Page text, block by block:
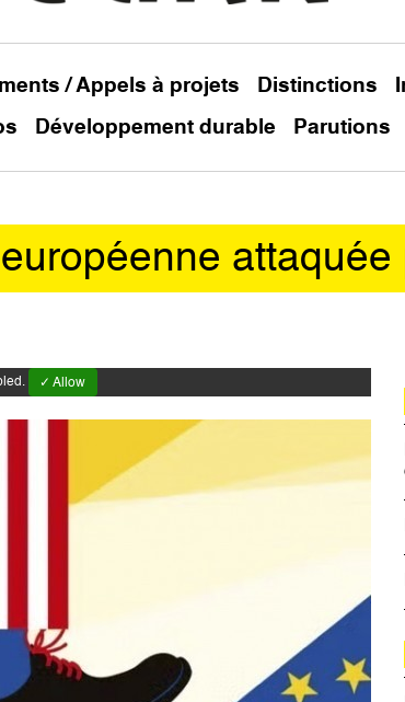
/ Appels à projets Distinctions
Développement durable Parutions
✓ Allow